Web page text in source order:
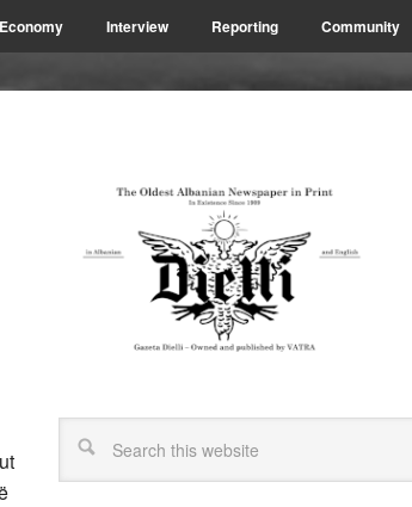
Economy Interview Reporting Community